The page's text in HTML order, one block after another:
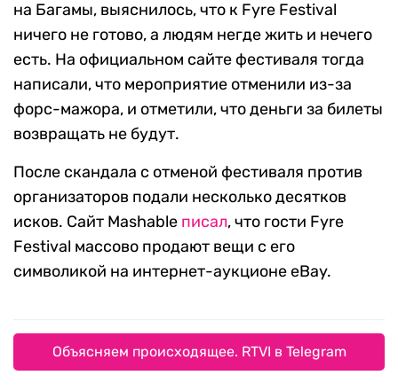
на Багамы, выяснилось, что к Fyre Festival
ничего не готово, а людям негде жить и нечего
есть. На официальном сайте фестиваля тогда
написали, что мероприятие отменили из-за
форс-мажора, и отметили, что деньги за билеты
возвращать не будут.
После скандала с отменой фестиваля против
организаторов подали несколько десятков
исков. Сайт Mashable писал, что гости Fyre
Festival массово продают вещи с его
символикой на интернет-аукционе eBay.
Объясняем происходящее. RTVI в Telegram